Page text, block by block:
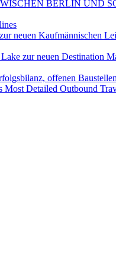
BERLIN UND
neuen Kaufmännischen
zur neuen Destination
offenen
Most Detailed Outbound